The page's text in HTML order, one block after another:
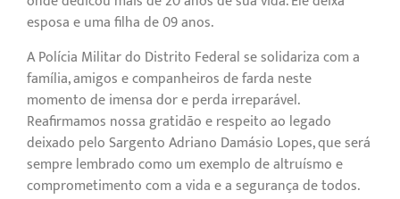
esposa e uma filha de 09 anos.
A Polícia Militar do Distrito Federal se solidariza com a
família, amigos e companheiros de farda neste
momento de imensa dor e perda irreparável.
Reafirmamos nossa gratidão e respeito ao legado
deixado pelo Sargento Adriano Damásio Lopes, que será
sempre lembrado como um exemplo de altruísmo e
comprometimento com a vida e a segurança de todos.